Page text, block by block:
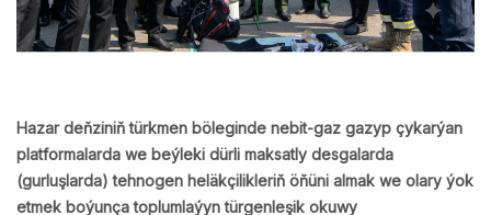
Hazar deňziniň türkmen böleginde nebit-gaz gazyp çykarýan
platformalarda we beýleki dürli maksatly desgalarda
(gurluşlarda) tehnogen heläkçilikleriň öňüni almak we olary ýok
etmek boýunça toplumlaýyn türgenleşik okuwy